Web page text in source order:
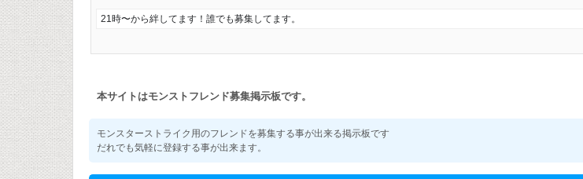
21時〜から絆してます！誰でも募集してます。
本サイトはモンストフレンド募集掲示板です。
モンスターストライク用のフレンドを募集する事が出来る掲示板です
だれでも気軽に登録する事が出来ます。